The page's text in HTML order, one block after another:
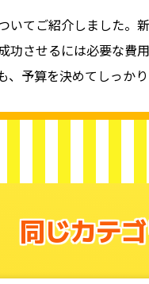
いてご紹介しました
功させるには必要な
予算を決めてしっかり
同じカテ